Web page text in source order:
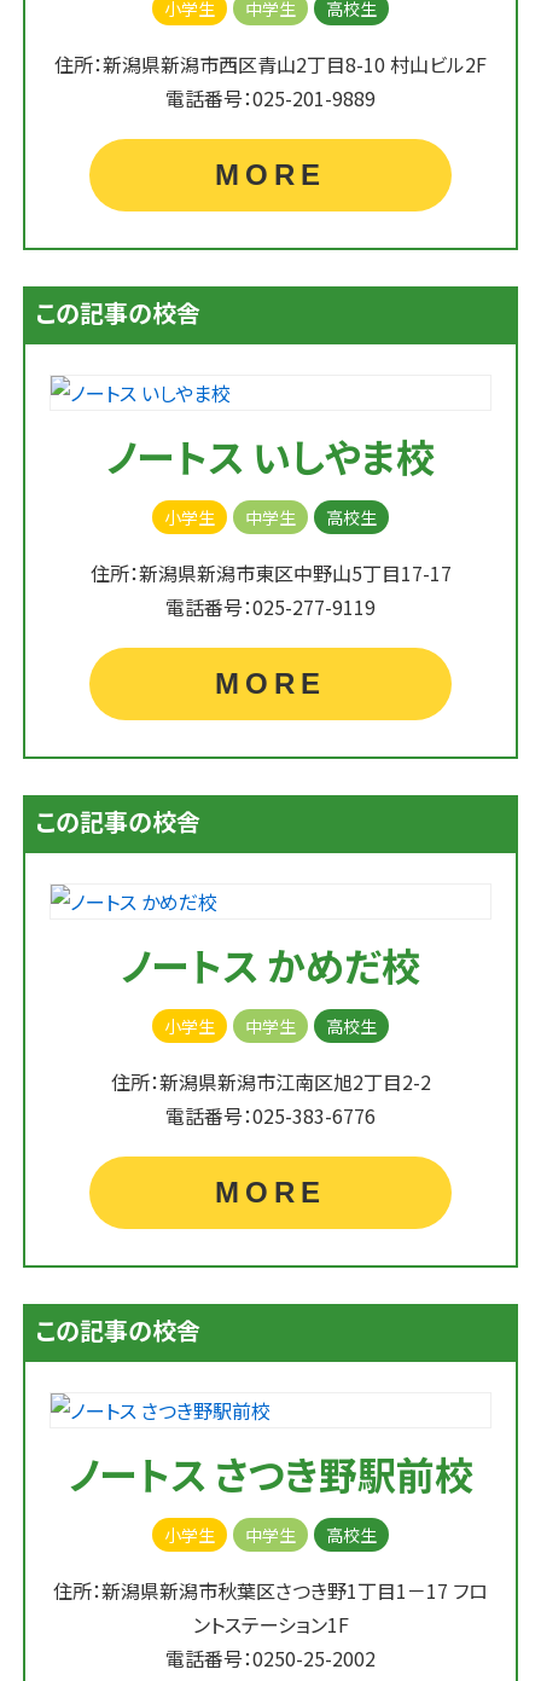
小学生 中学生 高校生
住所：新潟県新潟市西区青山2丁目8-10 村山ビル2F
電話番号：025-201-9889
MORE
この記事の校舎
ノートス いしやま校
小学生 中学生 高校生
住所：新潟県新潟市東区中野山5丁目17-17
電話番号：025-277-9119
MORE
この記事の校舎
ノートス かめだ校
小学生 中学生 高校生
住所：新潟県新潟市江南区旭2丁目2-2
電話番号：025-383-6776
MORE
この記事の校舎
ノートス さつき野駅前校
小学生 中学生 高校生
住所：新潟県新潟市秋葉区さつき野1丁目1－17 フロ
ントステーション1F
電話番号：0250-25-2002